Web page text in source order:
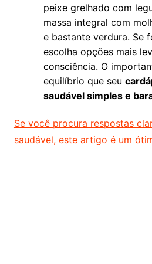
peixe grelhado com
massa integral com
e bastante verdura. Se
escolha opções mais
consciência. O
equilíbrio que seu
saudável simples e
Se você procura respostas
saudável, este artigo é um